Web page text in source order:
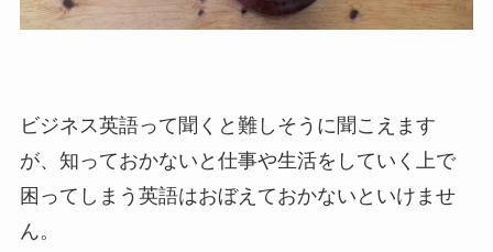
ビジネス英語って聞くと難しそうに聞こえます
が、知っておかないと仕事や生活をしていく上で
困ってしまう英語はおぼえておかないといけませ
ん。